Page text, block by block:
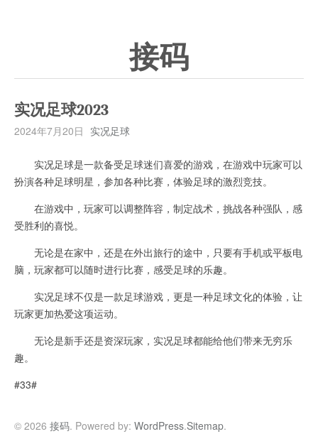
接码
实况足球2023
2024年7月20日 实况足球
实况足球是一款备受足球迷们喜爱的游戏，在游戏中玩家可以
扮演各种足球明星，参加各种比赛，体验足球的激烈竞技。
在游戏中，玩家可以调整阵容，制定战术，挑战各种强队，感
受胜利的喜悦。
无论是在家中，还是在外出旅行的途中，只要有手机或平板电
脑，玩家都可以随时进行比赛，感受足球的乐趣。
实况足球不仅是一款足球游戏，更是一种足球文化的体验，让
玩家更加热爱这项运动。
无论是新手还是资深玩家，实况足球都能给他们带来无穷乐
趣。
#33#
© 2026 接码. Powered by: WordPress.Sitemap.